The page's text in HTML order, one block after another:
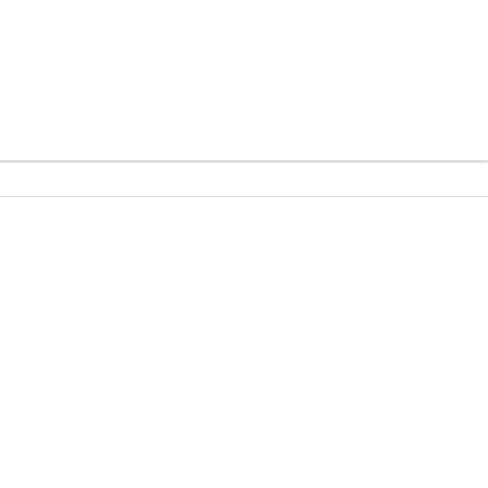
hospitalier, venez découvrir ce pavillon de plain-pied de
de 20 m² ouverte sur l'espace de vie, un WC
m²), ainsi qu’un second WC indépendant.
immatriculé au RSAC de LA ROCHE-SUR-YON sous le